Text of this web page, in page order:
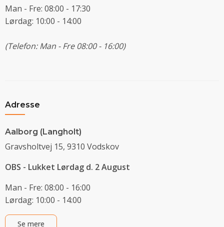
Man - Fre: 08:00 - 17:30
Lørdag: 10:00 - 14:00
(Telefon: Man - Fre 08:00 - 16:00)
Adresse
Aalborg (Langholt)
Gravsholtvej 15, 9310 Vodskov
OBS - Lukket Lørdag d. 2 August
Man - Fre: 08:00 - 16:00
Lørdag: 10:00 - 14:00
Se mere